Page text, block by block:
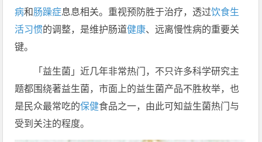
病和肠躁症息息相关。重视预防胜于治疗，透过饮食生
活习惯的调整，是维护肠道健康、远离慢性病的重要关
键。
「益生菌」近几年非常热门，不只许多科学研究主
题都围绕著益生菌，市面上的益生菌产品不胜枚举，也
是民众最常吃的保健食品之一，由此可知益生菌热门与
受到关注的程度。